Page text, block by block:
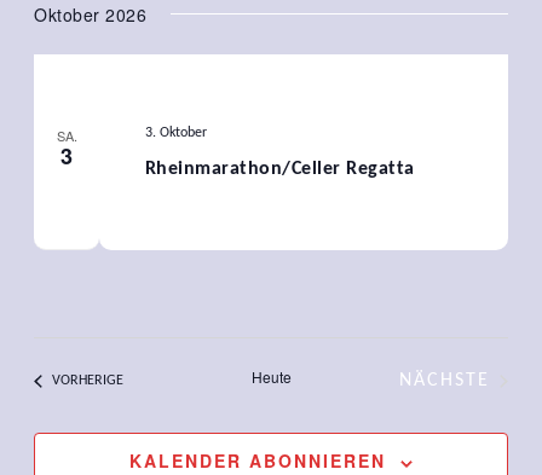
Oktober 2026
SA.
3 Rheinmarathon/Celler Regatta
3. Oktober
VORHERIGEVERANSTALTUNGEN Heute
NÄCHSTE
KALENDER ABONNIEREN